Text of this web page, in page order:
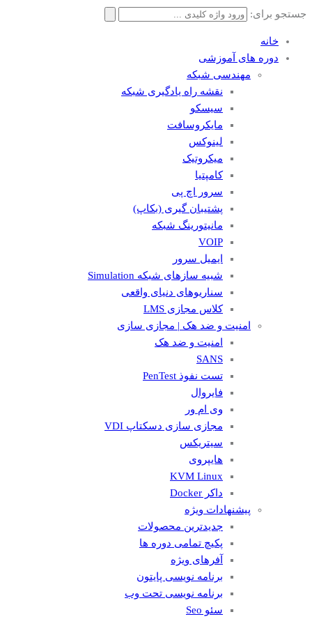
جستجو برای:
خانه
دوره های آموزشی
مهندسی شبکه
نقشه راه یادگیری شبکه
سیسکو
مایکروسافت
لینوکس
میکروتیک
کامپتیا
سرور اچ پی
پشتیبان گیری (بکاپ)
مانيتورينگ شبکه
VOIP
ایمیل سرور
شبیه سازهای شبکه Simulation
سناریوهای دنیای واقعی
کلاس مجازی LMS
امنیت و ضد هک | مجازی سازی
امنیت و ضد هک
SANS
تست نفوذ PenTest
فایروال
وی ام ور
مجازی سازی دسکتاپ VDI
سیتریکس
هایپروی
KVM Linux
داکر Docker
پیشنهادات ویژه
جدیدترین محصولات
پکیچ تمامی دوره ها
آفرهای ویژه
برنامه نویسی پایتون
برنامه نویسی تحت وب
سئو Seo